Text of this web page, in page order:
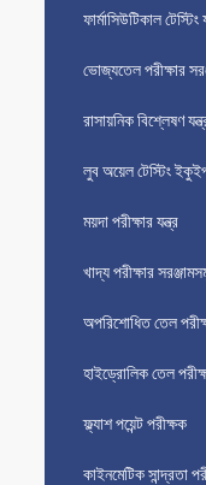
ফার্মাসিউটিকাল টেস্টিং
ভোজ্যতেল পরীক্ষার
রাসায়নিক বিশ্লেষণ
লুব অয়েল টেস্টিং
ময়দা পরীক্ষার যন্ত্র
খাদ্য পরীক্ষার
অপরিশোধিত তেল
হাইড্রোলিক তেল
ফ্ল্যাশ পয়েন্ট পরীক্ষক
কাইনমেটিক সান্দ্রতা